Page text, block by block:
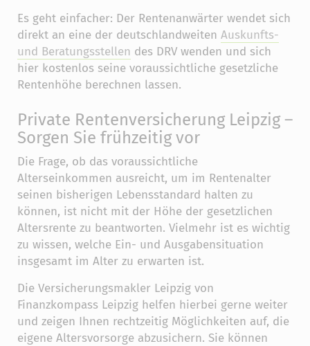
Es geht einfacher: Der Rentenanwärter wendet sich
direkt an eine der deutschlandweiten Auskunfts-
und Beratungsstellen des DRV wenden und sich
hier kostenlos seine voraussichtliche gesetzliche
Rentenhöhe berechnen lassen.
Private Rentenversicherung Leipzig –
Sorgen Sie frühzeitig vor
Die Frage, ob das voraussichtliche
Alterseinkommen ausreicht, um im Rentenalter
seinen bisherigen Lebensstandard halten zu
können, ist nicht mit der Höhe der gesetzlichen
Altersrente zu beantworten. Vielmehr ist es wichtig
zu wissen, welche Ein- und Ausgabensituation
insgesamt im Alter zu erwarten ist.
Die Versicherungsmakler Leipzig von
Finanzkompass Leipzig helfen hierbei gerne weiter
und zeigen Ihnen rechtzeitig Möglichkeiten auf, die
eigene Altersvorsorge abzusichern. Sie können